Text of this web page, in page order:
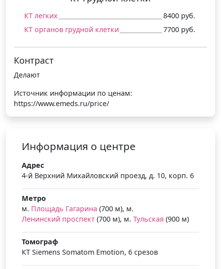
КТ легких
8400 руб.
КТ органов грудной клетки
7700 руб.
Контраст
Делают
Источник информации по ценам:
https://www.emeds.ru/price/
Информация о центре
Адрес
4-й Верхний Михайловский проезд, д. 10, корп. 6
Метро
м. Площадь Гагарина (700 м), м.
Ленинский проспект (700 м), м. Тульская (900 м)
Томограф
КТ Siemens Somatom Emotion, 6 срезов